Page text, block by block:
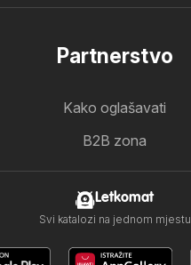
Partnerstvo
Kako oglašavati
B2B zona
Letkomat
Svi katalozi na jednom mjestu